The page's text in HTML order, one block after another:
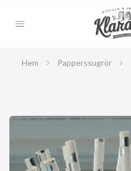
Hem Papperssugrör